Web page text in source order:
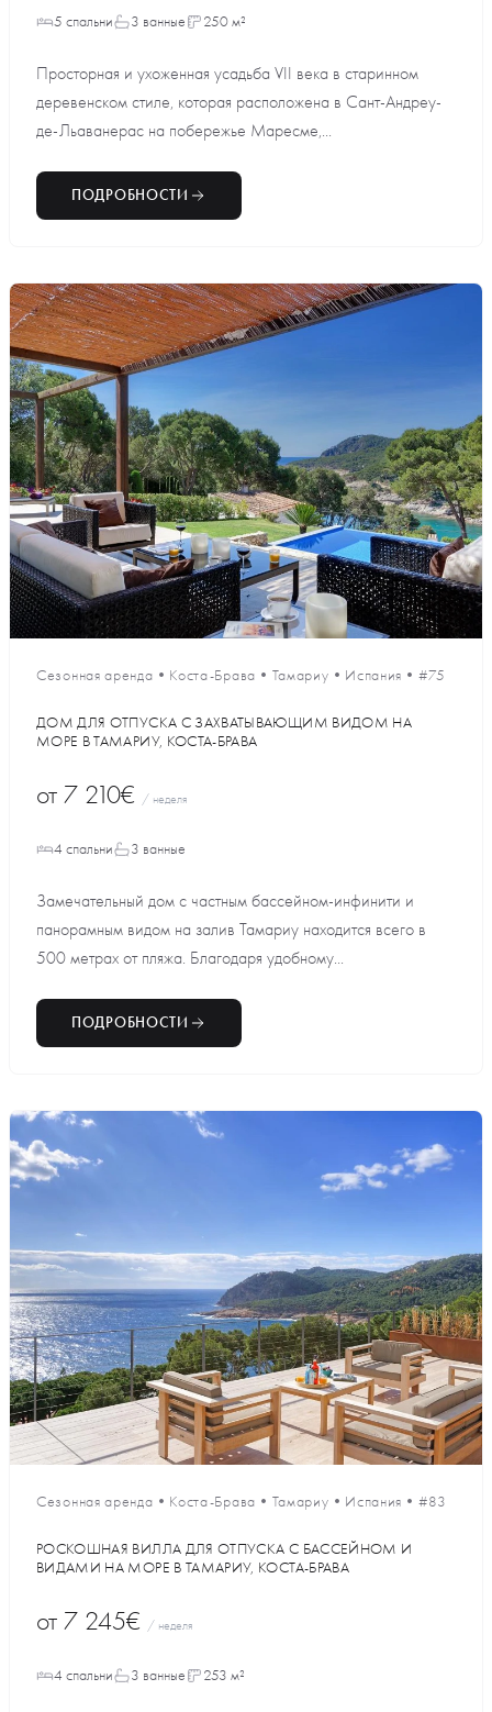
5 спальни 3 ванные 250 м²
Просторная и ухоженная усадьба VII века в старинном
деревенском стиле, которая расположена в Сант-Андреу-
де-Льаванерас на побережье Маресме,...
ПОДРОБНОСТИ
Сезонная аренда • Коста-Брава • Тамариу • Испания • #75
ДОМ ДЛЯ ОТПУСКА С ЗАХВАТЫВАЮЩИМ ВИДОМ НА
МОРЕ В ТАМАРИУ, КОСТА-БРАВА
от 7 210€ / неделя
4 спальни 3 ванные
Замечательный дом с частным бассейном-инфинити и
панорамным видом на залив Тамариу находится всего в
500 метрах от пляжа. Благодаря удобному...
ПОДРОБНОСТИ
Сезонная аренда • Коста-Брава • Тамариу • Испания • #83
РОСКОШНАЯ ВИЛЛА ДЛЯ ОТПУСКА С БАССЕЙНОМ И
ВИДАМИ НА МОРЕ В ТАМАРИУ, КОСТА-БРАВА
от 7 245€ / неделя
4 спальни 3 ванные 253 м²